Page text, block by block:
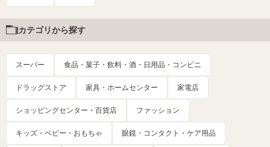
カテゴリから探す
スーパー 食品・菓子・飲料・酒・日用品・コンビニ
ドラッグストア 家具・ホームセンター 家電店
ショッピングセンター・百貨店 ファッション
キッズ・ベビー・おもちゃ 眼鏡・コンタクト・ケア用品